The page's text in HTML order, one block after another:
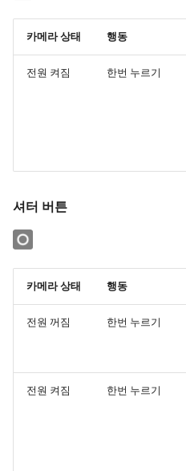
카메라 상태 행동
전원 켜짐 한번 누르기
셔터 버튼
카메라 상태 행동
전원 꺼짐 한번 누르기
전원 켜짐 한번 누르기